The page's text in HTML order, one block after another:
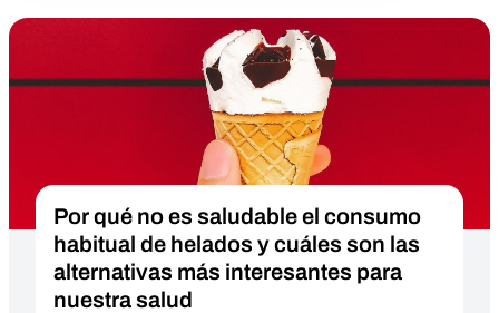
Por qué no es saludable el consumo
habitual de helados y cuáles son las
alternativas más interesantes para
nuestra salud